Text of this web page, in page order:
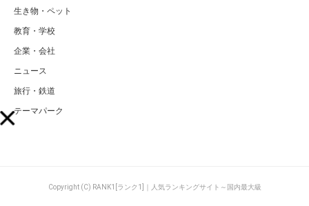
生き物・ペット
教育・学校
企業・会社
ニュース
旅行・鉄道
テーマパーク
Copyright (C) RANK1[ランク1]｜人気ランキングサイト～国内最大級